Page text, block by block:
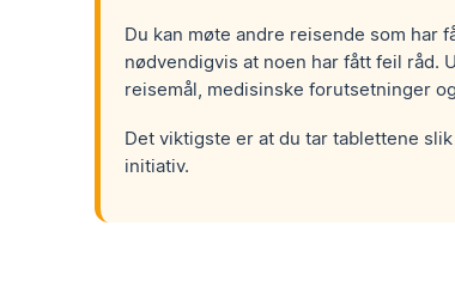
Du kan møte andre reisende som har
nødvendigvis at noen har fått feil råd.
reisemål, medisinske forutsetninger
Det viktigste er at du tar tablettene
initiativ.